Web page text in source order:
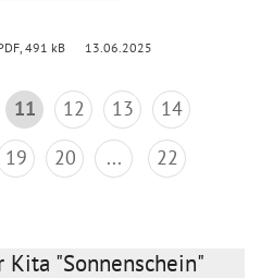
491 kB 13.06.2025
11 12 13
14
19 20 ... 22
"Sonnenschein"